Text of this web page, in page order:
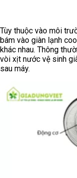
Tùy thuộc vào môi
bám vào giàn lạnh
khác nhau. Thông
vòi xịt nước vệ sinh
sau máy.